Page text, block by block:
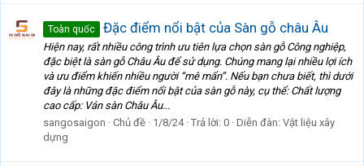
Toàn quốc Đặc điểm nổi bật của Sàn gỗ châu Âu
Hiện nay, rất nhiều công trình ưu tiên lựa chọn sàn gỗ Công nghiệp,
đặc biệt là sàn gỗ Châu Âu để sử dụng. Chúng mang lại nhiều lợi ích
và ưu điểm khiến nhiều người “mê mẩn”. Nếu bạn chưa biết, thì dưới
đây là những đặc điểm nổi bật của sàn gỗ này, cụ thể: Chất lượng
cao cấp: Ván sàn Châu Âu...
sangosaigon
Chủ đề 1/8/24 Trả lời: 0 Diễn đàn: Vật liệu xây
dựng